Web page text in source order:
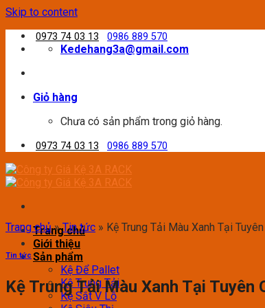
Skip to content
0973 74 03 13 0986 889 570
Kedehang3a@gmail.com
Giỏ hàng
Chưa có sản phẩm trong giỏ hàng.
0973 74 03 13 0986 889 570
Trang chủ
Giới thiệu
Sản phẩm
Kệ Để Pallet
Kệ Trung Tải
Kệ Sắt V Lỗ
Trang chủ»Tin tức » Kệ Trung Tải Màu Xanh Tại
Tin tức
Kệ Trung Tải Màu Xanh Tại Tuyên